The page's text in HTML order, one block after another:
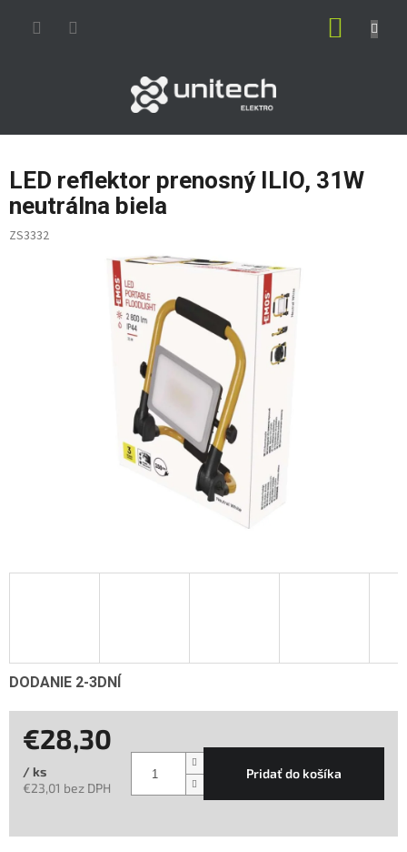
LED reflektor prenosný ILIO, 31W
neutrálna biela
ZS3332
DODANIE 2-3DNÍ
€28,30
/ ks
€23,01 bez DPH
Pridať do košíka